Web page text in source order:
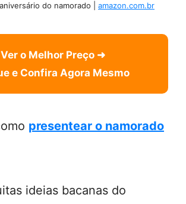
do namorado | amazon.com.br
Ver o Melhor Preço ➜
e Confira Agora Mesmo
presentear o namorado
ideias bacanas do